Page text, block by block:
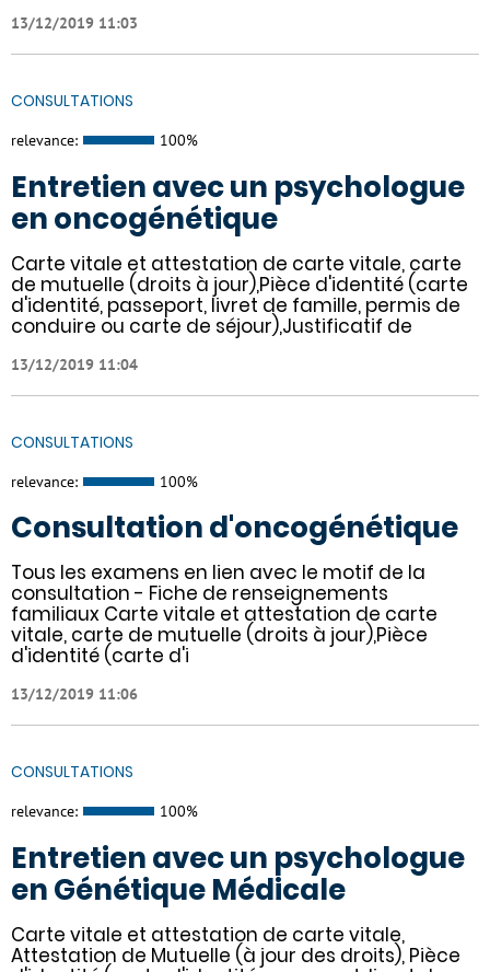
13/12/2019 11:03
CONSULTATIONS
relevance: 100%
Entretien avec un psychologue
en oncogénétique
Carte vitale et attestation de carte vitale, carte
de mutuelle (droits à jour),Pièce d'identité (carte
d'identité, passeport, livret de famille, permis de
conduire ou carte de séjour),Justificatif de
13/12/2019 11:04
CONSULTATIONS
relevance: 100%
Consultation d'oncogénétique
Tous les examens en lien avec le motif de la
consultation - Fiche de renseignements
familiaux Carte vitale et attestation de carte
vitale, carte de mutuelle (droits à jour),Pièce
d'identité (carte d'i
13/12/2019 11:06
CONSULTATIONS
relevance: 100%
Entretien avec un psychologue
en Génétique Médicale
Carte vitale et attestation de carte vitale,
Attestation de Mutuelle (à jour des droits), Pièce